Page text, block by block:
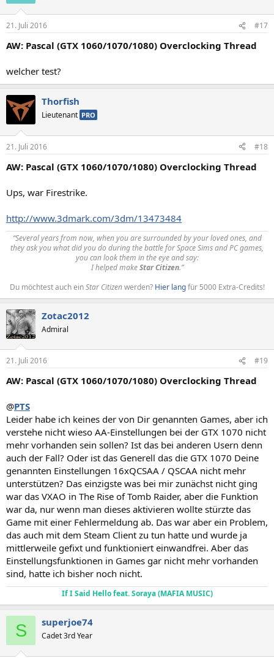
21. Juli 2016 #17
AW: Pascal (GTX 1060/1070/1080) Overclocking Thread
welcher test?
Thorfish
Lieutenant PRO
21. Juli 2016 #18
AW: Pascal (GTX 1060/1070/1080) Overclocking Thread
Ups, war Firestrike.
http://www.3dmark.com/3dm/13473484
“Several years from now, when you are surrounded by your loved ones, and
they ask you what did you do during the battle for Space Sims and PC games,
you can look them in the eye and say:
I helped makeStar Citizen.”
Du möchtest auch einStar Citizenwerden? Hier langfür 5000 Extra-Credits!​
Zotac2012
Admiral
21. Juli 2016 #19
AW: Pascal (GTX 1060/1070/1080) Overclocking Thread
@PTS
Leider habe ich keines der von Dir genannten Games, aber ich
verstehe nicht wieso AA-Einstellungen bei der GTX 1070 nicht
mehr vorhanden sein sollen? Ist das bei anderen Usern denn
auch der Fall? Oder ist das Generell das die GTX 1070 Deine
genannten Einstellungen 16xQCSAA / QSCAA nicht mehr
unterstützen? Das einzigste was bei mir zunächst nicht ging
war das VXAO in The Rise of Tomb Raider, aber die Funktion
war da, nur wenn man dieses aktivieren wollte stürzte das
Game mit einer Fehlermeldung ab. Das war aber ein Problem,
das auch mit dem Steam Client zu tun hatte und wurde ja
mittlerweile gefixt und funktioniert einwandfrei. Aber das
Einstellungsfunktionen in Games gar nicht mehr vorhanden
sind, hatte ich bisher noch nicht.
If I Said Hello feat. Soraya (MAFIA MUSIC)
S superjoe74
Cadet 3rd Year